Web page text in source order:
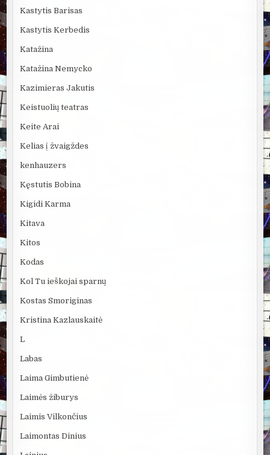
Kastytis Barisas
Kastytis Kerbedis
Katažina
Katažina Nemycko
Kazimieras Jakutis
Keistuolių teatras
Keite Arai
Kelias į žvaigždes
kenhauzers
Kęstutis Bobina
Kigidi Karma
Kitava
Kitos
Kodas
Kol Tu ieškojai sparnų
Kostas Smoriginas
Kristina Kazlauskaitė
L
Labas
Laima Gimbutienė
Laimės žiburys
Laimis Vilkončius
Laimontas Dinius